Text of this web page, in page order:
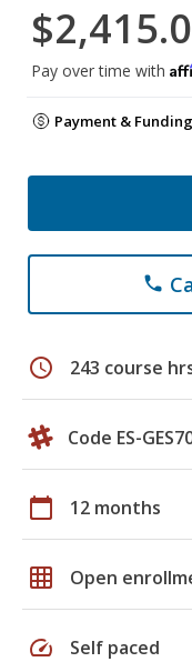
Pay over time with
Payment &
phone
schedule 243 course
Code ES-
calendar_today 12 months
grid_on Open
speed Self paced